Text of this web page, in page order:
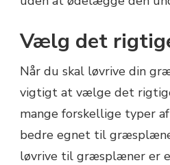
Vælg det
Når du skal løvrive din
vigtigt at vælge det
mange forskellige typer
bedre egnet til
løvrive til græsplæner er